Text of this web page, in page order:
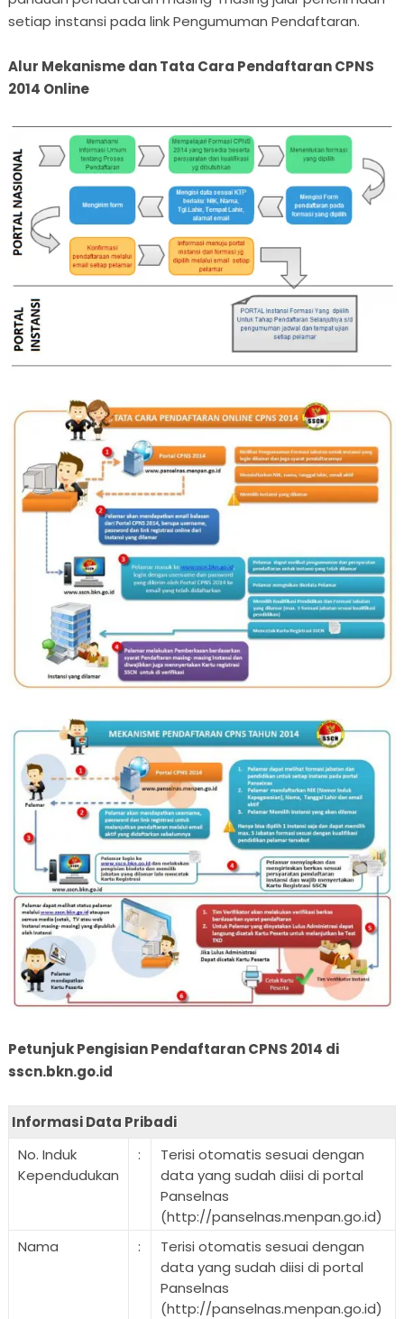
setiap instansi pada link Pengumuman Pendaftaran.
Alur Mekanisme dan Tata Cara Pendaftaran CPNS
2014 Online
Petunjuk Pengisian Pendaftaran CPNS 2014 di
sscn.bkn.go.id
Informasi Data Pribadi
No. Induk
Kependudukan
:
Terisi otomatis sesuai dengan
data yang sudah diisi di portal
Panselnas
(http://panselnas.menpan.go.id)
Nama
:
Terisi otomatis sesuai dengan
data yang sudah diisi di portal
Panselnas
(http://panselnas.menpan.go.id)